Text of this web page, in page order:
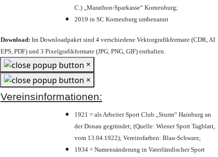
C.) „Marathon-Sparkasse“ Korneuburg;
2019 in SC Korneuburg umbenannt
Download: Im Downloadpaket sind 4 verschiedene Vektorgrafikformate (CDR, AI
EPS, PDF) und 3 Pixelgrafikformate (JPG, PNG, GIF) enthalten.
×
×
Vereinsinformationen:
1921 = als Arbeiter Sport Club „Sturm“ Hainburg an
der Donau gegründet; (Quelle: Wiener Sport Tagblatt,
vom 13.04.1922); Vereinsfarben: Blau-Schwarz;
1934 = Namensänderung in Vaterländischer Sport